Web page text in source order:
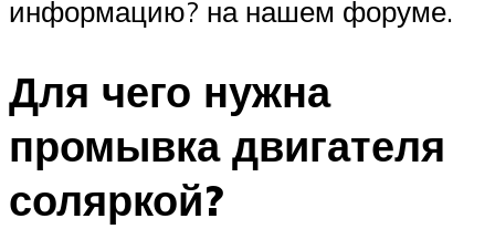
информацию? на нашем форуме.
Для чего нужна
промывка двигателя
соляркой?